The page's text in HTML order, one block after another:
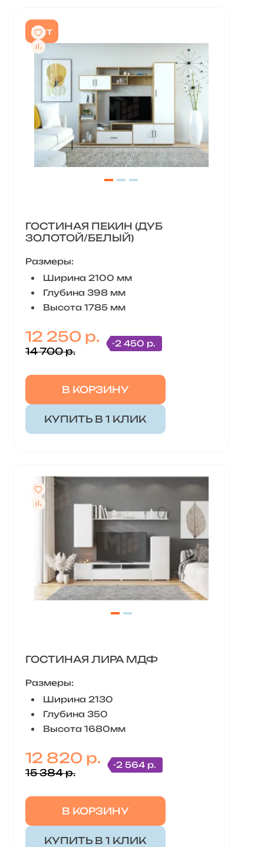
Хит
ГОСТИНАЯ ПЕКИН (ДУБ
ЗОЛОТОЙ/БЕЛЫЙ)
Размеры:
Ширина 2100 мм
Глубина 398 мм
Высота 1785 мм
12 250 р.
14 700 р.
-2 450 р.
В КОРЗИНУ
КУПИТЬ В 1 КЛИК
ГОСТИНАЯ ЛИРА МДФ
Размеры:
Ширина 2130
Глубина 350
Высота 1680мм
12 820 р.
15 384 р.
-2 564 р.
В КОРЗИНУ
КУПИТЬ В 1 КЛИК